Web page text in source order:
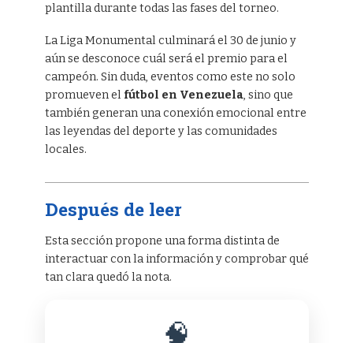
plantilla durante todas las fases del torneo.
La Liga Monumental culminará el 30 de junio y
aún se desconoce cuál será el premio para el
campeón. Sin duda, eventos como este no solo
promueven el fútbol en Venezuela, sino que
también generan una conexión emocional entre
las leyendas del deporte y las comunidades
locales.
Después de leer
Esta sección propone una forma distinta de
interactuar con la información y comprobar qué
tan clara quedó la nota.
🧠